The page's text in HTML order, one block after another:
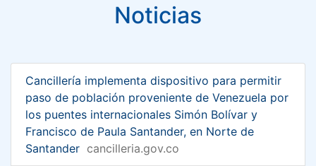
Noticias
Cancillería implementa dispositivo para permitir
paso de población proveniente de Venezuela por
los puentes internacionales Simón Bolívar y
Francisco de Paula Santander, en Norte de
Santander cancilleria.gov.co